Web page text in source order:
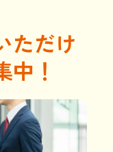
ただけ
中！